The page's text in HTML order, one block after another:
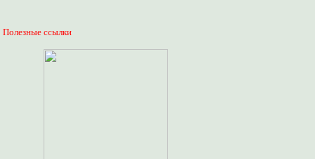
Полезные ссылки